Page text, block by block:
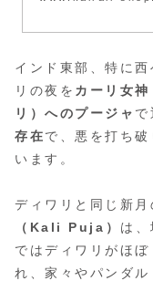
インド東部、特に
リの夜を カーリ女
リ）へのプージャ で
存在で、悪を打ち
います。
ディワリと同じ新月
（Kali Puja） は
ではディワリがほ
れ、家々やパンダ